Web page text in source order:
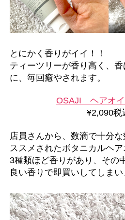
とにかく香りがイイ！！
ティーツリーが香り高く、
に、毎回癒やされます。
OSAJI ヘアオ
¥2,090税
店員さんから、数滴で十分
ススメされたボタニカルヘア
3種類ほど香りがあり、その
良い香りで即買いしてしまい